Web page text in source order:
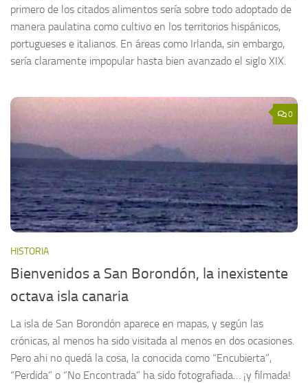
primero de los citados alimentos sería sobre todo adoptado de
manera paulatina como cultivo en los territorios hispánicos,
portugueses e italianos. En áreas como Irlanda, sin embargo,
sería claramente impopular hasta bien avanzado el siglo XIX.
0
HISTORIA
Bienvenidos a San Borondón, la inexistente
octava isla canaria
La isla de San Borondón aparece en mapas, y según las
crónicas, al menos ha sido visitada al menos en dos ocasiones.
Pero ahi no quedá la cosa, la conocida como “Encubierta”,
“Perdida” o “No Encontrada” ha sido fotografiada… ¡y filmada!